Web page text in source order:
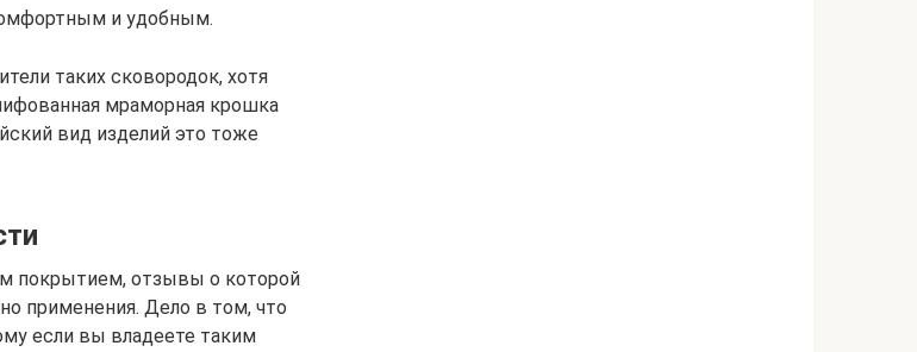
и удобным.
таких сковородок, хотя
мраморная крошка
вид изделий это тоже
покрытием, отзывы о которой
применения. Дело в том, что
если вы владеете таким